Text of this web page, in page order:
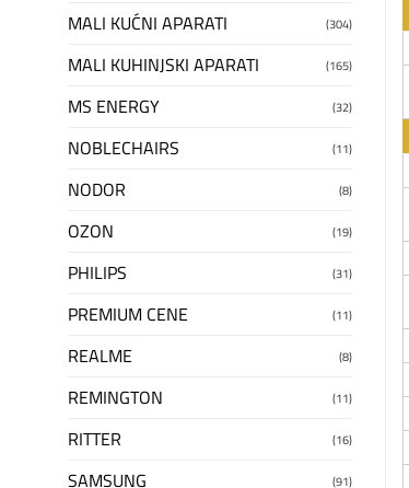
MALI KUĆNI APARATI (304)
MALI KUHINJSKI APARATI (165)
MS ENERGY (32)
NOBLECHAIRS (11)
NODOR (8)
OZON (19)
PHILIPS (31)
PREMIUM CENE (11)
REALME (8)
REMINGTON (11)
RITTER (16)
SAMSUNG (91)